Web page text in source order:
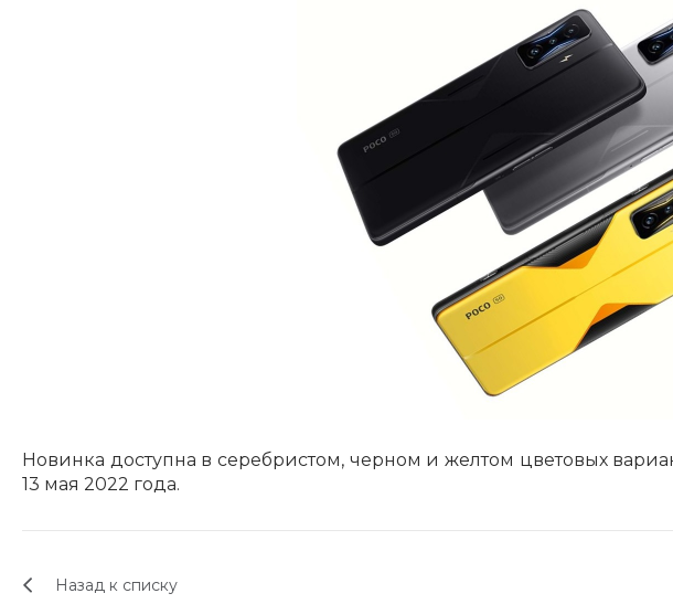
Новинка доступна в серебристом, черном и желтом цветовых
13 мая 2022 года.
Назад к списку